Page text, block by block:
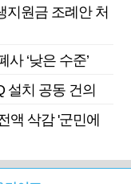
지원금 조례안 처
‘낮은 수준’
설치 공동 건의
액 삭감 '군민에